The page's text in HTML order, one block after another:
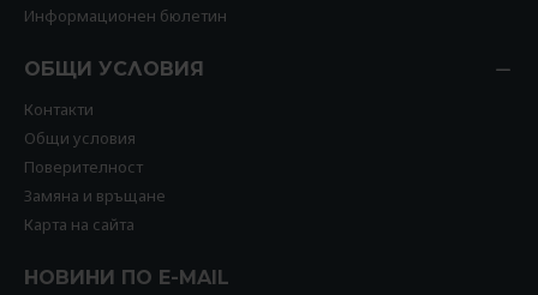
Информационен бюлетин
ОБЩИ УСЛОВИЯ
Контакти
Общи условия
Поверителност
Замяна и връщане
Карта на сайта
НОВИНИ ПО E-MAIL